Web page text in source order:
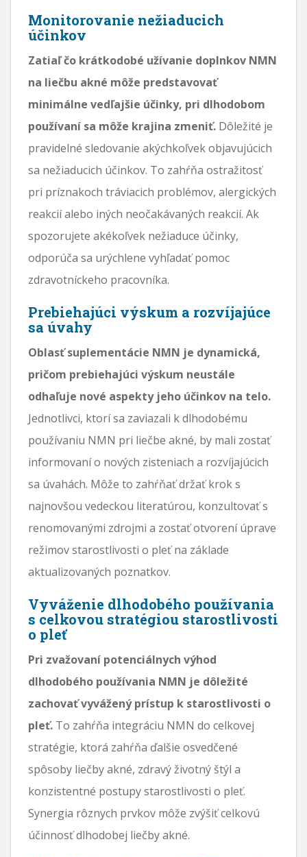
Monitorovanie nežiaducich
účinkov
Zatiaľ čo krátkodobé užívanie doplnkov NMN
na liečbu akné môže predstavovať
minimálne vedľajšie účinky, pri dlhodobom
používaní sa môže krajina zmeniť. Dôležité je
pravidelné sledovanie akýchkoľvek objavujúcich
sa nežiaducich účinkov. To zahŕňa ostražitosť
pri príznakoch tráviacich problémov, alergických
reakcií alebo iných neočakávaných reakcií. Ak
spozorujete akékoľvek nežiaduce účinky,
odporúča sa urýchlene vyhľadať pomoc
zdravotníckeho pracovníka.
Prebiehajúci výskum a rozvíjajúce
sa úvahy
Oblasť suplementácie NMN je dynamická,
pričom prebiehajúci výskum neustále
odhaľuje nové aspekty jeho účinkov na telo.
Jednotlivci, ktorí sa zaviazali k dlhodobému
používaniu NMN pri liečbe akné, by mali zostať
informovaní o nových zisteniach a rozvíjajúcich
sa úvahách. Môže to zahŕňať držať krok s
najnovšou vedeckou literatúrou, konzultovať s
renomovanými zdrojmi a zostať otvorení úprave
režimov starostlivosti o pleť na základe
aktualizovaných poznatkov.
Vyváženie dlhodobého používania
s celkovou stratégiou starostlivosti
o pleť
Pri zvažovaní potenciálnych výhod
dlhodobého používania NMN je dôležité
zachovať vyvážený prístup k starostlivosti o
pleť. To zahŕňa integráciu NMN do celkovej
stratégie, ktorá zahŕňa ďalšie osvedčené
spôsoby liečby akné, zdravý životný štýl a
konzistentné postupy starostlivosti o pleť.
Synergia rôznych prvkov môže zvýšiť celkovú
účinnosť dlhodobej liečby akné.